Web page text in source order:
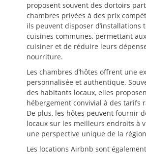
proposent souvent des dortoirs
chambres privées à des prix
ils peuvent disposer d’installations
cuisines communes, permettant
cuisiner et de réduire leurs
nourriture.
Les chambres d’hôtes offrent une
personnalisée et authentique.
des habitants locaux, elles
hébergement convivial à des tarifs
De plus, les hôtes peuvent fournir
locaux sur les meilleurs endroits à
une perspective unique de la
Les locations Airbnb sont